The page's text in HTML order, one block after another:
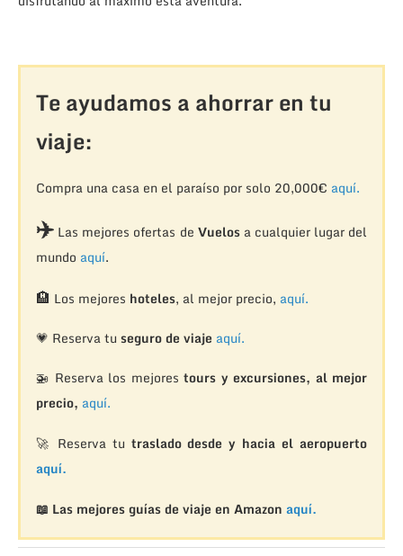
Te ayudamos a ahorrar en tu
viaje:
Compra una casa en el paraíso por solo 20,000€ aquí.
✈️Las mejores ofertas de Vuelosa cualquier lugar del
mundo aquí.
🏨 Los mejores hoteles, al mejor precio, aquí.
💗 Reserva tu seguro de viaje aquí.
🚁 Reserva los mejorestours y excursiones, al mejor
precio, aquí.
🚀 Reserva tu traslado desde y hacia el aeropuerto
aquí.
📖 Las mejores guías de viaje en Amazon aquí.